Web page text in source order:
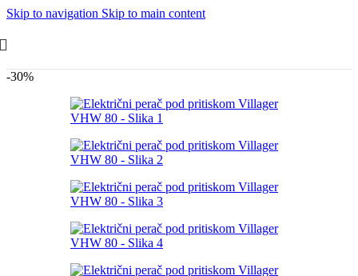
Skip to navigation Skip to main content
-30%